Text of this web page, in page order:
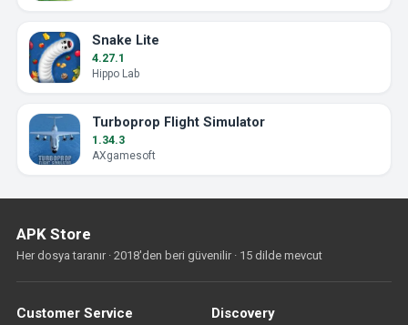
Snake Lite
4.27.1
Hippo Lab
Turboprop Flight Simulator
1.34.3
AXgamesoft
APK Store
Her dosya taranır · 2018'den beri güvenilir · 15 dilde mevcut
Customer Service Discovery